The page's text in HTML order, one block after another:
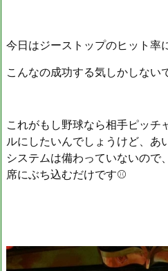
今日はジーストップのヒット率
これがもし野球なら相手ピッチ
ルにしたいんでしょうけど、あ
システムは備わっていないので
席にぶち込むだけです⚾️